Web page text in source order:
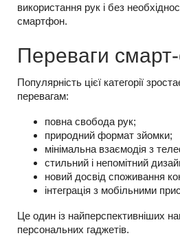
використання рук і без
смартфон.
Переваги смарт-
Популярність цієї категорії
перевагам:
повна свобода рук;
природний формат зйомки;
мінімальна взаємодія з
стильний і непомітний
новий досвід споживання
інтеграція з мобільними
Це один із найперспективніших
персональних гаджетів.